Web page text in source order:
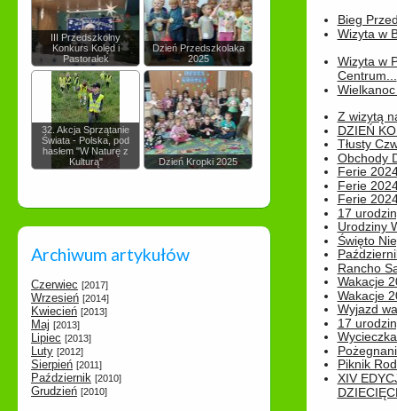
III Przedszkolny
Konkurs Kolęd i
Pastorałek
Dzień Przedszkolaka
2025
32. Akcja Sprzątanie
Świata - Polska, pod
hasłem "W Naturę z
Kulturą"
Dzień Kropki 2025
Archiwum artykułów
Czerwiec [2017]
Wrzesień [2014]
Kwiecień [2013]
Maj [2013]
Lipiec [2013]
Luty [2012]
Sierpień [2011]
Październik [2010]
Grudzień [2010]
Bieg
Wizyta w
Wizyta w
Centrum...
Z wizytą
DZIEŃ
Tłusty
Obchody
Ferie
Ferie
Ferie
17
Urodziny
Święto
Rancho
Wakacje
Wakacje
Wyjazd
17
Piknik
XIV